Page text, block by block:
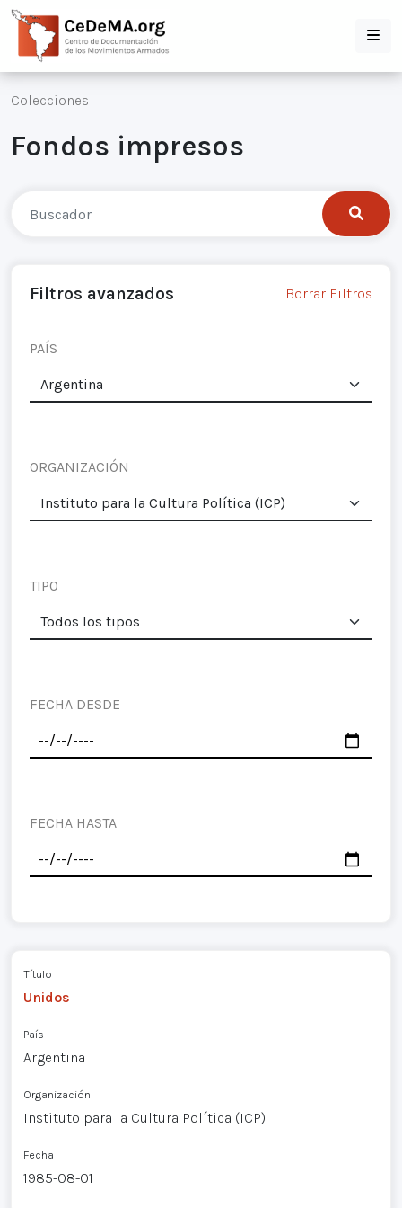
Colecciones
Fondos impresos
Filtros avanzados Borrar Filtros
PAÍS
ORGANIZACIÓN
TIPO
FECHA DESDE
FECHA HASTA
Título
Unidos
País
Argentina
Organización
Instituto para la Cultura Política (ICP)
Fecha
1985-08-01